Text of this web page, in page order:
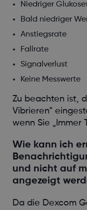
Niedriger
Bald niedriger
Anstiegsrate
Fallrate
Signalverlust
Keine Messwerte
Zu beachten ist,
Vibrieren“
wenn Sie „Immer
Wie kann ich
und nicht auf
angezeigt
Da die Dexcom